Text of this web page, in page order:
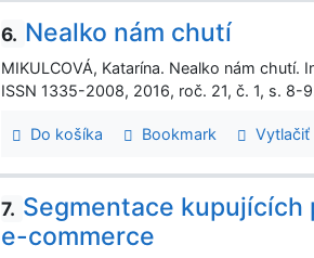
6. Nealko nám chutí
MIKULCOVÁ, Katarína. Nealko nám chutí.
ISSN 1335-2008, 2016, roč. 21, č. 1, s. 8-
Do košíka Bookmark Vytlačiť
7. Segmentace kupujících
e-commerce